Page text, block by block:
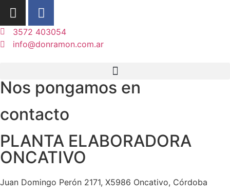
3572 403054
info@donramon.com.ar
Nos pongamos en
contacto
PLANTA ELABORADORA
ONCATIVO
Juan Domingo Perón 2171, X5986 Oncativo, Córdoba